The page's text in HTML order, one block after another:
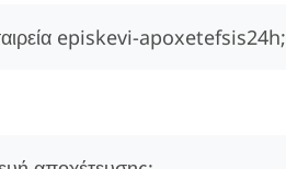
episkevi-apoxetefsis24h;